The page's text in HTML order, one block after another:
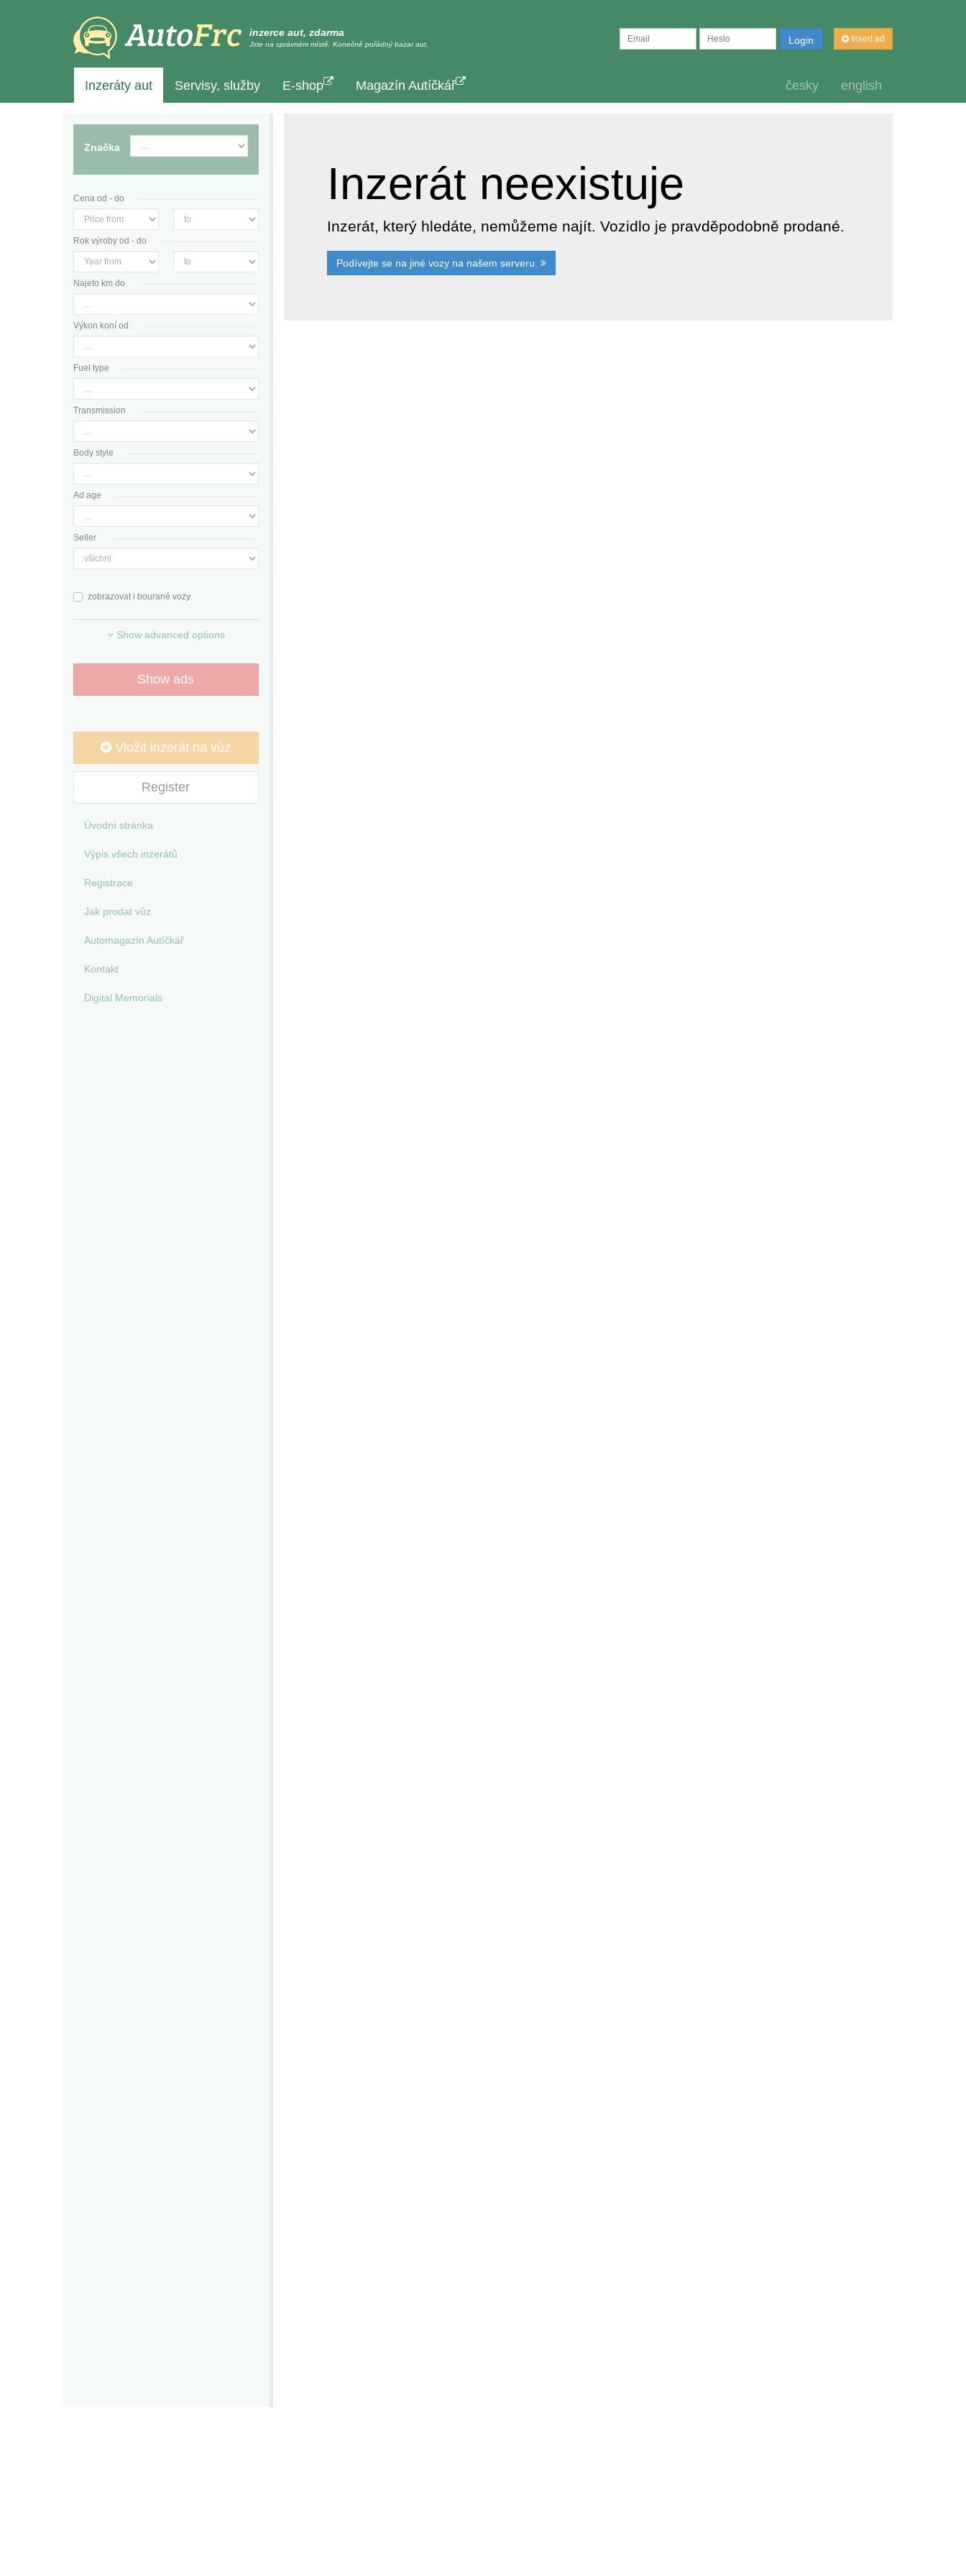
inzerce aut, zdarma
Jste na správném místě. Konečně pořádný bazar aut.
Insert ad
Login
Inzeráty aut Servisy, služby E-shop Magazín Autíčkář česky english
Inzerát neexistuje
Inzerát, který hledáte, nemůžeme najít. Vozidlo je pravděpodobně prodané.
Podívejte se na jiné vozy na našem serveru.
Značka
Cena od - do
Rok výroby od - do
Najeto km do
Výkon koní od
Fuel type
Transmission
Body style
Ad age
Seller
zobrazovat i bourané vozy
Show advanced options
Show ads
Vložit inzerát na vůz
Register
Úvodní stránka
Výpis všech inzerátů
Registrace
Jak prodat vůz
Automagazín Autíčkář
Kontakt
Digital Memorials